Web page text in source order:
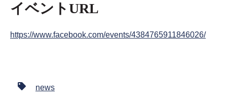
イベントURL
https://www.facebook.com/events/4384765911846026/
news